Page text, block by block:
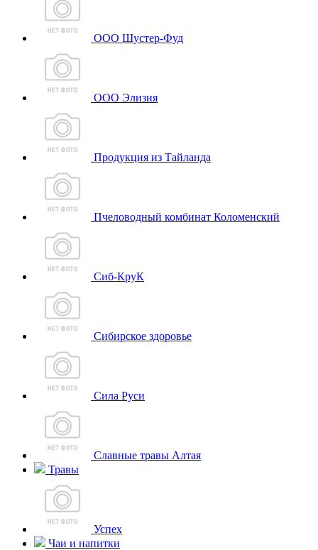
ООО Шустер-Фуд
ООО Элизия
Продукция из Тайланда
Пчеловодный комбинат Коломенский
Сиб-КруК
Сибирское здоровье
Сила Руси
Славные травы Алтая
Травы
Успех
Чаи и напитки